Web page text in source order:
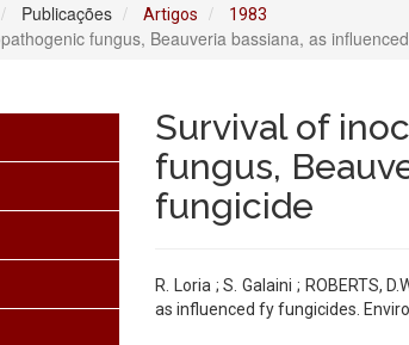
Publicações Artigos 1983
fungus, Beauveria bassiana, as
Survival of
fungus,
fungicide
R. Loria ; S. Galaini ; ROBERTS,
as influenced fy fungicides.